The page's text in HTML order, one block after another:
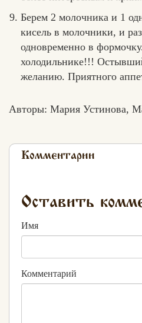
Берем 2 молочника и 1
кисель в молочники, и
одновременно в
холодильнике!!!
желанию. Приятного
Авторы: Мария Устинова,
Комментарии
Оставить
Имя
Комментарий